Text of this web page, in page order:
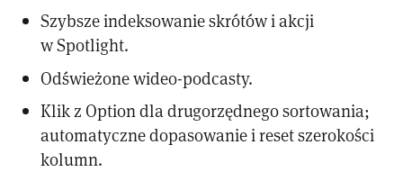
Szybsze indeksowanie skrótów i akcji
w Spotlight.
Odświeżone wideo-podcasty.
Klik z Option dla drugorzędnego sortowania;
automatyczne dopasowanie i reset szerokości
kolumn.